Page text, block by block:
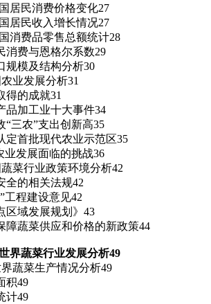
居民消费价格变化27
居民收入增长情况27
消费品零售总额统计28
消费与恩格尔系数29
规模及结构分析30
业发展分析31
得的成就31
品加工业十大事件34
“三农”支出创新高35
定首批现代农业示范区35
业发展面临的挑战36
蔬菜行业政策环境分析42
全的相关法规42
工程建设意见42
区域发展规划》43
障蔬菜供应和价格的新政策44
界蔬菜行业发展分析49
界蔬菜生产情况分析49
积49
计49